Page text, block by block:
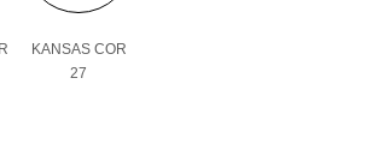
KANSAS COR
27